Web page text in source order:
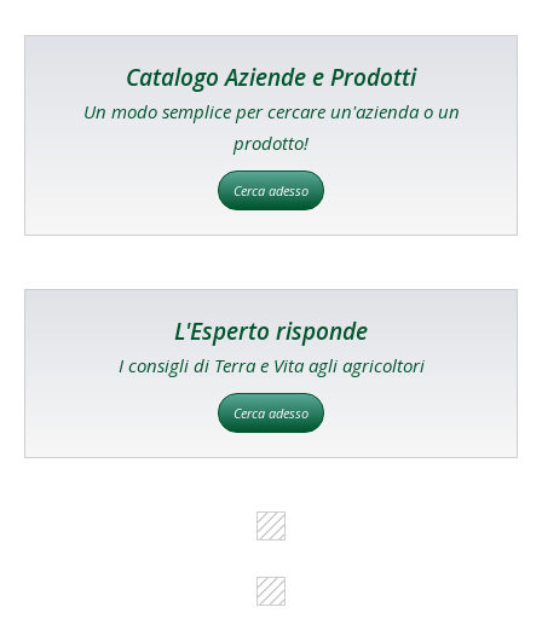
Catalogo Aziende e Prodotti
Un modo semplice per cercare un'azienda o un
prodotto!
Cerca adesso
L'Esperto risponde
I consigli di Terra e Vita agli agricoltori
Cerca adesso